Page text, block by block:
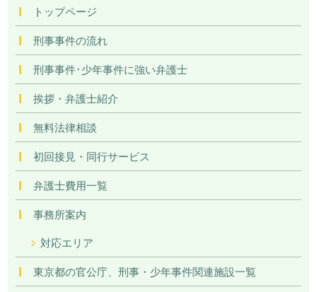
トップページ
刑事事件の流れ
刑事事件･少年事件に強い弁護士
挨拶・弁護士紹介
無料法律相談
初回接見・同行サービス
弁護士費用一覧
事務所案内
対応エリア
東京都の官公庁、刑事・少年事件関連施設一覧